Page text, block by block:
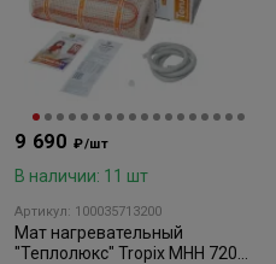
9 690 ₽/шт
В наличии: 11 шт
Артикул: 100035713200
Мат нагревательный
"Теплолюкс" Tropix МНН 720